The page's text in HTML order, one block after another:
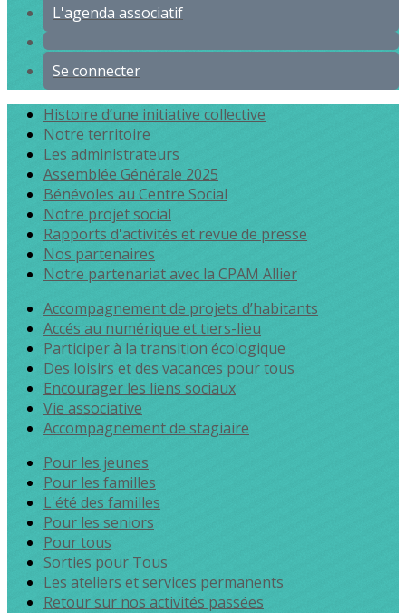
L'agenda associatif
Se connecter
Histoire d’une initiative collective
Notre territoire
Les administrateurs
Assemblée Générale 2025
Bénévoles au Centre Social
Notre projet social
Rapports d'activités et revue de presse
Nos partenaires
Notre partenariat avec la CPAM Allier
Accompagnement de projets d’habitants
Accés au numérique et tiers-lieu
Participer à la transition écologique
Des loisirs et des vacances pour tous
Encourager les liens sociaux
Vie associative
Accompagnement de stagiaire
Pour les jeunes
Pour les familles
L'été des familles
Pour les seniors
Pour tous
Sorties pour Tous
Les ateliers et services permanents
Retour sur nos activités passées